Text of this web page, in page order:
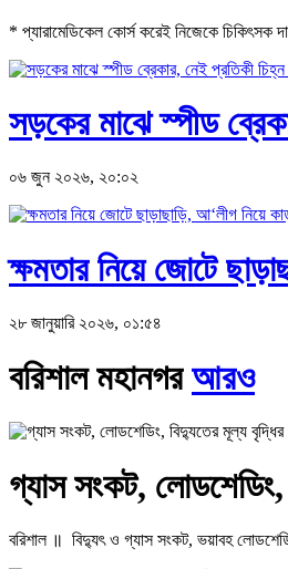
* প্যারামেডিকেল কোর্স করেই নিজেকে চিকিৎসক
সড়কের মাঝে স্পীড
০৬ জুন ২০২৬, ২০:০২
ক্ষমতার নিয়ে জোটে
২৮ জানুয়ারি ২০২৬, ০১:৫৪
বরিশাল মহানগরআরও
গ্যাস সংকট, লোডশেডিং,
বরিশাল ॥ বিদ্যুৎ ও গ্যাস সংকট, ভয়াবহ